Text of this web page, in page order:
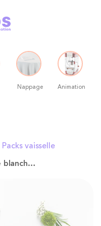
Nappage Animation
Packs vaisselle
Pack vaisselle blanche - Plat, dessert, café (24 pers. max)